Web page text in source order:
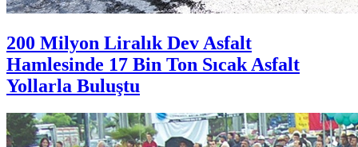
200 Milyon Liralık Dev Asfalt
Hamlesinde 17 Bin Ton Sıcak Asfalt
Yollarla Buluştu